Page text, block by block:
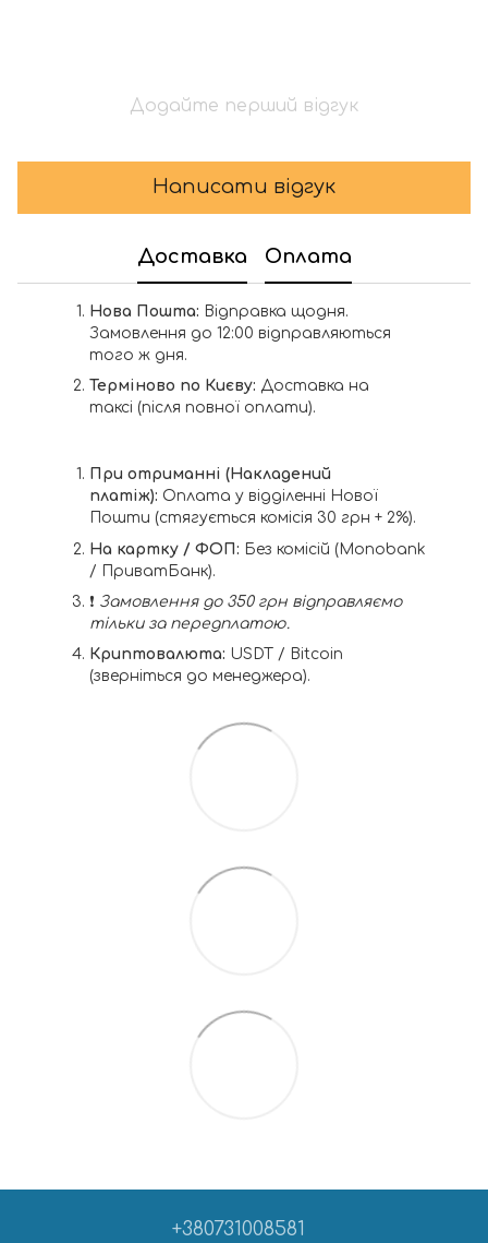
Додайте перший відгук
Написати відгук
Доставка Оплата
Нова Пошта: Відправка щодня.
Замовлення до 12:00 відправляються
того ж дня.
Терміново по Києву: Доставка на
таксі (після повної оплати).
При отриманні (Накладений
платіж): Оплата у відділенні Нової
Пошти (стягується комісія 30 грн + 2%).
На картку / ФОП: Без комісій (Monobank
/ ПриватБанк).
❗️ Замовлення до 350 грн відправляємо
тільки за передплатою.
Криптовалюта: USDT / Bitcoin
(зверніться до менеджера).
+380731008581